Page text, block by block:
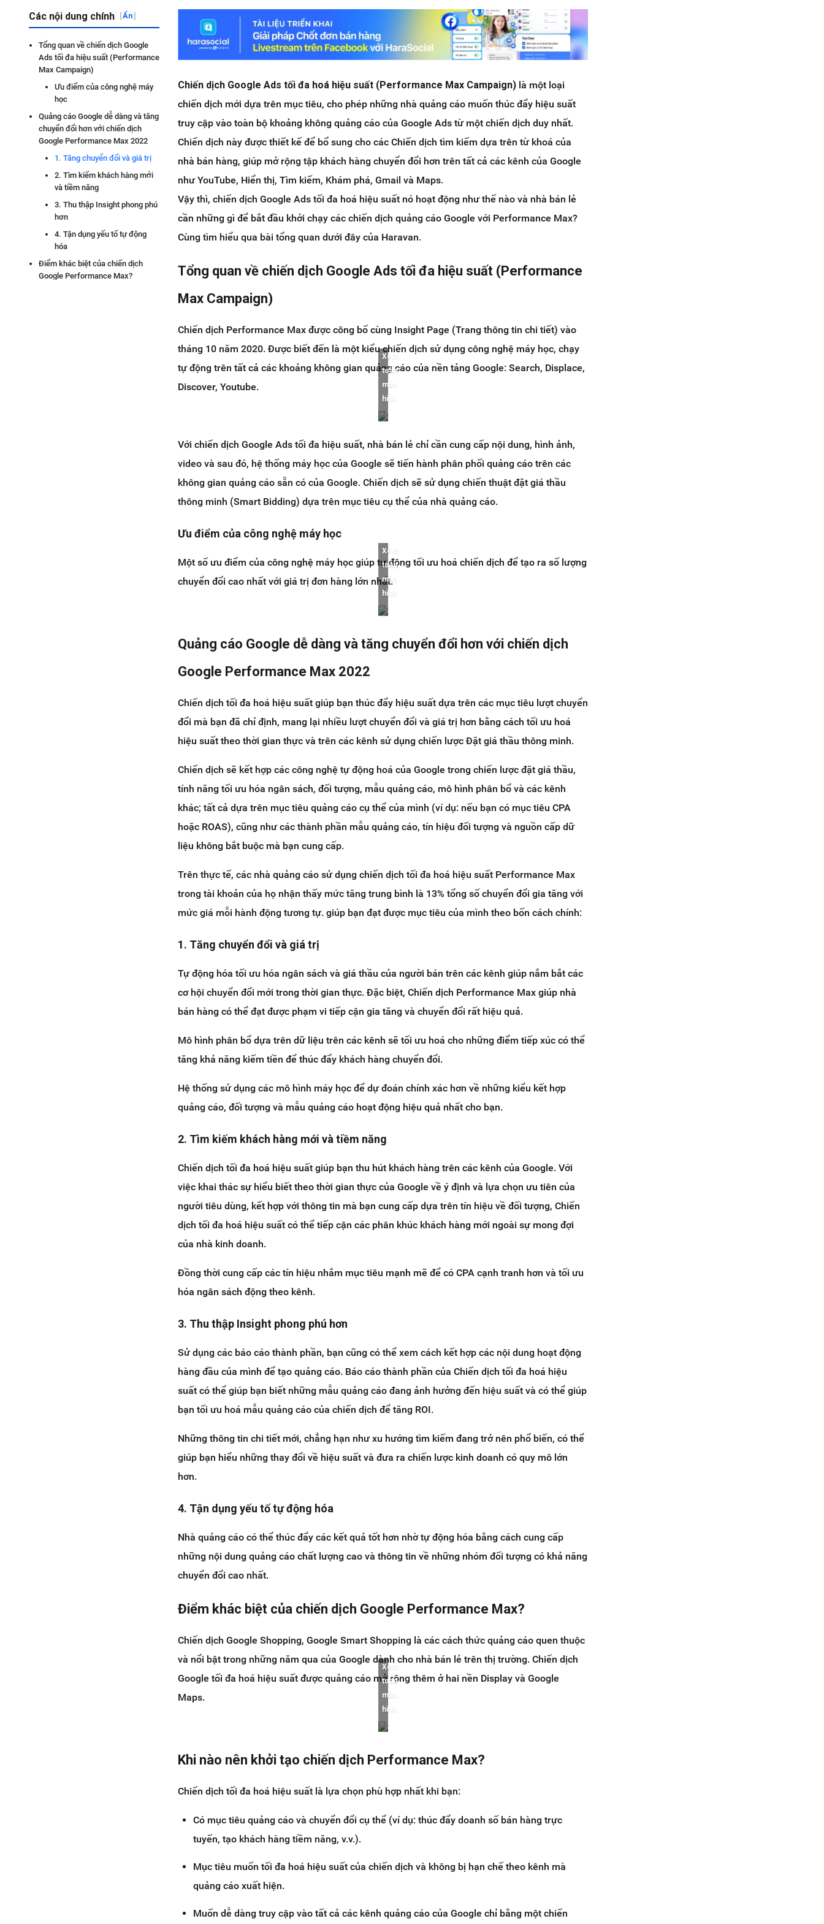
Các nội dung chính [Ẩn]
Tổng quan về chiến dịch Google
Ads tối đa hiệu suất (Performance
Max Campaign)
Ưu điểm của công nghệ máy
học
Quảng cáo Google dễ dàng và tăng
chuyển đổi hơn với chiến dịch
Google Performance Max 2022
1. Tăng chuyển đổi và giá trị
2. Tìm kiếm khách hàng mới
và tiềm năng
3. Thu thập Insight phong phú
hơn
4. Tận dụng yếu tố tự động
hóa
Điểm khác biệt của chiến dịch
Google Performance Max?
Chiến dịch Google Ads tối đa hoá hiệu suất (Performance Max Campaign) là một loại
chiến dịch mới dựa trên mục tiêu, cho phép những nhà quảng cáo muốn thúc đẩy hiệu suất
truy cập vào toàn bộ khoảng không quảng cáo của Google Ads từ một chiến dịch duy nhất.
Chiến dịch này được thiết kế để bổ sung cho các Chiến dịch tìm kiếm dựa trên từ khoá của
nhà bán hàng, giúp mở rộng tập khách hàng chuyển đổi hơn trên tất cả các kênh của Google
như YouTube, Hiển thị, Tìm kiếm, Khám phá, Gmail và Maps.
Vậy thì, chiến dịch Google Ads tối đa hoá hiệu suất nó hoạt động như thế nào và nhà bán lẻ
cần những gì để bắt đầu khởi chạy các chiến dịch quảng cáo Google với Performance Max?
Cùng tìm hiểu qua bài tổng quan dưới đây của Haravan.
Tổng quan về chiến dịch Google Ads tối đa hiệu suất (Performance
Max Campaign)
Chiến dịch Performance Max được công bố cùng Insight Page (Trang thông tin chi tiết) vào
tháng 10 năm 2020. Được biết đến là một kiểu chiến dịch sử dụng công nghệ máy học, chạy
tự động trên tất cả các khoảng không gian quảng cáo của nền tảng Google: Search, Displace,
Discover, Youtube.
Xem
toàn
màn
hình
Với chiến dịch Google Ads tối đa hiệu suất, nhà bán lẻ chỉ cần cung cấp nội dung, hình ảnh,
video và sau đó, hệ thống máy học của Google sẽ tiến hành phân phối quảng cáo trên các
không gian quảng cáo sẵn có của Google. Chiến dịch sẽ sử dụng chiến thuật đặt giá thầu
thông minh (Smart Bidding) dựa trên mục tiêu cụ thể của nhà quảng cáo.
Ưu điểm của công nghệ máy học
Một số ưu điểm của công nghệ máy học giúp tự động tối ưu hoá chiến dịch để tạo ra số lượng
chuyển đổi cao nhất với giá trị đơn hàng lớn nhất.
Xem
toàn
màn
hình
Quảng cáo Google dễ dàng và tăng chuyển đổi hơn với chiến dịch
Google Performance Max 2022
Chiến dịch tối đa hoá hiệu suất giúp bạn thúc đẩy hiệu suất dựa trên các mục tiêu lượt chuyển
đổi mà bạn đã chỉ định, mang lại nhiều lượt chuyển đổi và giá trị hơn bằng cách tối ưu hoá
hiệu suất theo thời gian thực và trên các kênh sử dụng chiến lược Đặt giá thầu thông minh.
Chiến dịch sẽ kết hợp các công nghệ tự động hoá của Google trong chiến lược đặt giá thầu,
tính năng tối ưu hóa ngân sách, đối tượng, mẫu quảng cáo, mô hình phân bổ và các kênh
khác; tất cả dựa trên mục tiêu quảng cáo cụ thể của mình (ví dụ: nếu bạn có mục tiêu CPA
hoặc ROAS), cũng như các thành phần mẫu quảng cáo, tín hiệu đối tượng và nguồn cấp dữ
liệu không bắt buộc mà bạn cung cấp.
Trên thực tế, các nhà quảng cáo sử dụng chiến dịch tối đa hoá hiệu suất Performance Max
trong tài khoản của họ nhận thấy mức tăng trung bình là 13% tổng số chuyển đổi gia tăng với
mức giá mỗi hành động tương tự. giúp bạn đạt được mục tiêu của mình theo bốn cách chính:
1. Tăng chuyển đổi và giá trị
Tự động hóa tối ưu hóa ngân sách và giá thầu của người bán trên các kênh giúp nắm bắt các
cơ hội chuyển đổi mới trong thời gian thực. Đặc biệt, Chiến dịch Performance Max giúp nhà
bán hàng có thể đạt được phạm vi tiếp cận gia tăng và chuyển đổi rất hiệu quả.
Mô hình phân bổ dựa trên dữ liệu trên các kênh sẽ tối ưu hoá cho những điểm tiếp xúc có thể
tăng khả năng kiếm tiền để thúc đẩy khách hàng chuyển đổi.
Hệ thống sử dụng các mô hình máy học để dự đoán chính xác hơn về những kiểu kết hợp
quảng cáo, đối tượng và mẫu quảng cáo hoạt động hiệu quả nhất cho bạn.
2. Tìm kiếm khách hàng mới và tiềm năng
Chiến dịch tối đa hoá hiệu suất giúp bạn thu hút khách hàng trên các kênh của Google. Với
việc khai thác sự hiểu biết theo thời gian thực của Google về ý định và lựa chọn ưu tiên của
người tiêu dùng, kết hợp với thông tin mà bạn cung cấp dựa trên tín hiệu về đối tượng, Chiến
dịch tối đa hoá hiệu suất có thể tiếp cận các phân khúc khách hàng mới ngoài sự mong đợi
của nhà kinh doanh.
Đồng thời cung cấp các tín hiệu nhắm mục tiêu mạnh mẽ để có CPA cạnh tranh hơn và tối ưu
hóa ngân sách động theo kênh.
3. Thu thập Insight phong phú hơn
Sử dụng các báo cáo thành phần, bạn cũng có thể xem cách kết hợp các nội dung hoạt động
hàng đầu của mình để tạo quảng cáo. Báo cáo thành phần của Chiến dịch tối đa hoá hiệu
suất có thể giúp bạn biết những mẫu quảng cáo đang ảnh hưởng đến hiệu suất và có thể giúp
bạn tối ưu hoá mẫu quảng cáo của chiến dịch để tăng ROI.
Những thông tin chi tiết mới, chẳng hạn như xu hướng tìm kiếm đang trở nên phổ biến, có thể
giúp bạn hiểu những thay đổi về hiệu suất và đưa ra chiến lược kinh doanh có quy mô lớn
hơn.
4. Tận dụng yếu tố tự động hóa
Nhà quảng cáo có thể thúc đẩy các kết quả tốt hơn nhờ tự động hóa bằng cách cung cấp
những nội dung quảng cáo chất lượng cao và thông tin về những nhóm đối tượng có khả năng
chuyển đổi cao nhất.
Điểm khác biệt của chiến dịch Google Performance Max?
Chiến dịch Google Shopping, Google Smart Shopping là các cách thức quảng cáo quen thuộc
và nổi bật trong những năm qua của Google dành cho nhà bán lẻ trên thị trường. Chiến dịch
Google tối đa hoá hiệu suất được quảng cáo mở rộng thêm ở hai nền Display và Google
Maps.
Xem
toàn
màn
hình
Khi nào nên khởi tạo chiến dịch Performance Max?
Chiến dịch tối đa hoá hiệu suất là lựa chọn phù hợp nhất khi bạn:
Có mục tiêu quảng cáo và chuyển đổi cụ thể (ví dụ: thúc đẩy doanh số bán hàng trực
tuyến, tạo khách hàng tiềm năng, v.v.).
Mục tiêu muốn tối đa hoá hiệu suất của chiến dịch và không bị hạn chế theo kênh mà
quảng cáo xuất hiện.
Muốn dễ dàng truy cập vào tất cả các kênh quảng cáo của Google chỉ bằng một chiến